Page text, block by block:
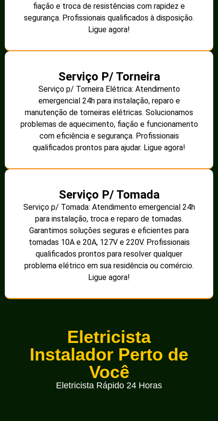
fiação e troca de resistências com rapidez e
segurança. Profissionais qualificados à disposição.
Ligue agora!
Serviço P/ Torneira
Serviço p/ Torneira Elétrica: Atendimento
emergencial 24h para instalação, reparo e
manutenção de torneiras elétricas. Solucionamos
problemas de aquecimento, fiação e funcionamento
com eficiência e segurança. Profissionais
qualificados prontos para ajudar. Ligue agora!
Serviço P/ Tomada
Serviço p/ Tomada: Atendimento emergencial 24h
para instalação, troca e reparo de tomadas.
Garantimos soluções seguras e eficientes para
tomadas 10A e 20A, 127V e 220V. Profissionais
qualificados prontos para resolver qualquer
problema elétrico em sua residência ou comércio.
Ligue agora!
Eletricista
Instalador Perto de
Você
Eletricista Rápido 24 Horas